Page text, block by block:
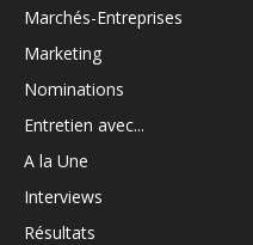
Marchés-Entreprises
Marketing
Nominations
Entretien avec...
A la Une
Interviews
Résultats